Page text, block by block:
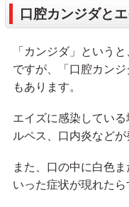
口腔カンジダと
「カンジダ」という
ですが、「口腔カン
もあります。
エイズに感染してい
ルペス、口内炎などが
また、口の中に白色
いった症状が現れたら